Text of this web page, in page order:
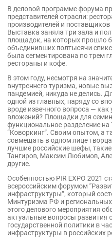
В деловой программе форума
представителей отрасли:
производителей и поставщиков
Выставка заняла три зала и
площадок, на которых прошло
объединивших полтысячи
была сегментирована по трем
рестораны и кофе.
В этом году, несмотря на
внутреннего туризма, новые
пандемией, никуда не делись.
одной из главных, наряду со
вроде извечного вопроса — как
вложений? Площадки для
функциональное разделение на
“Коворкинг”. Своим опытом, а
совмещать в одном лице
лучшие российские шефы,
Тангиров, Максим Любимов,
другие.
Особенностью PIR EXPO 2021
всероссийским форумом
инфраструктуры”, который
Минтуризма РФ и
этого делового мероприятия
актуальные вопросы развития
государственной политики в
инфраструктуры в российских